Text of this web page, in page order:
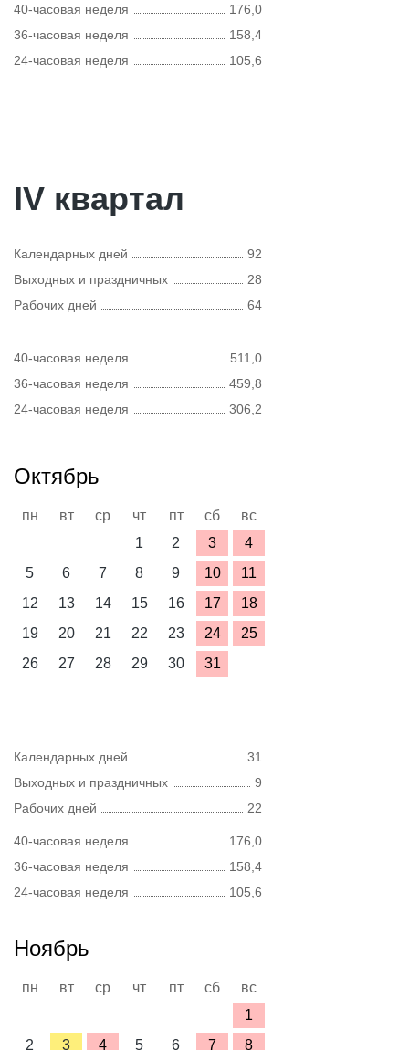
40-часовая неделя
176,0
36-часовая неделя
158,4
24-часовая неделя
105,6
IV квартал
Календарных дней
92
Выходных и праздничных
28
Рабочих дней
64
40-часовая неделя
511,0
36-часовая неделя
459,8
24-часовая неделя
306,2
Октябрь
пн вт ср чт пт сб
вс
1
2 3
4
5
6 7 8 9 10
11
12
13 14 15 16 17
18
19
20 21 22 23 24
25
26
27 28 29 30 31
Календарных дней
31
Выходных и праздничных
9
Рабочих дней
22
40-часовая неделя
176,0
36-часовая неделя
158,4
24-часовая неделя
105,6
Ноябрь
пн вт ср чт пт сб
вс
1
2
3 4 5 6 7 8